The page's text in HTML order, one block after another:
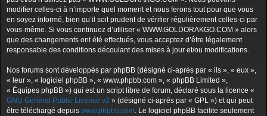
e
r
modifier celles-ci à n’importe quel moment et nous ferons tout pour que vous
en soyez informé, bien qu’il soit prudent de vérifier régulièrement celles-ci par
vous-même. Si vous continuez d’utiliser « WWW.GOLDORAKGO.COM » alors
que des changements ont été effectués, vous acceptez d’être légalement
responsable des conditions découlant des mises à jour et/ou modifications.
Nos forums sont développés par phpBB (désigné ci-après par « ils », « eux »,
« leur », « logiciel phpBB », « www.phpbb.com », « phpBB Limited »,
« Équipes phpBB ») qui est un script libre de forum, déclaré sous la licence «
GNU General Public License v2 » (désigné ci-après par « GPL ») et qui peut
être téléchargé depuis www.phpbb.com. Le logiciel phpBB facilite seulement